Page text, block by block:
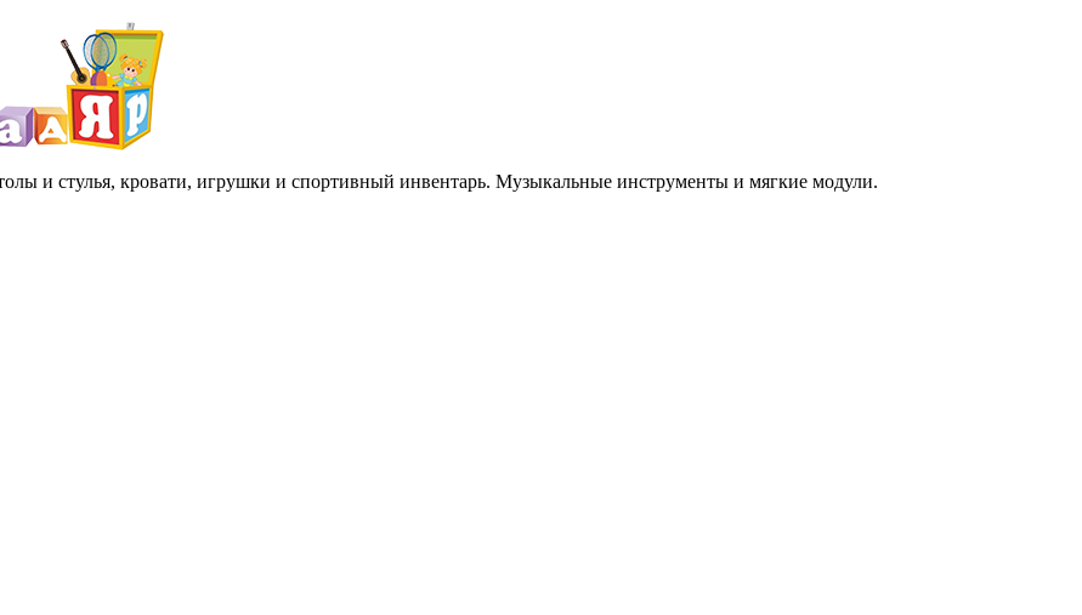
и стулья, кровати, игрушки и спортивный инвентарь. Музыкальные инструменты и мягкие модули.